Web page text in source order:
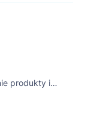
produkty i